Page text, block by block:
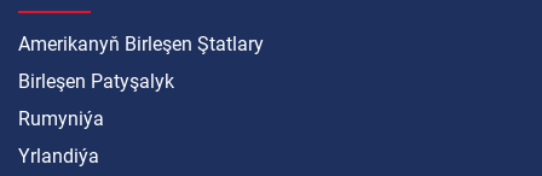
Amerikanyň Birleşen Ştatlary
Birleşen Patyşalyk
Rumyniýa
Yrlandiýa